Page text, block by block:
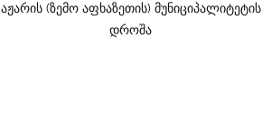
აჟარის (ზემო აფხაზეთის) მუნიციპალიტეტის
დროშა